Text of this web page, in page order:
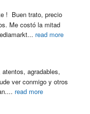
!  Buen trato, precio
Me costó la mitad
... read more
atentos, agradables,
ver conmigo y otros
... read more